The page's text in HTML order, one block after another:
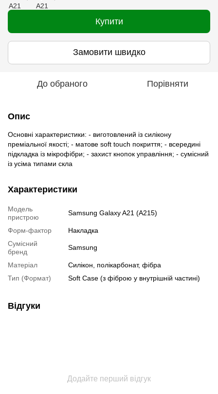
Купити
Замовити швидко
До обраного Порівняти
Опис
Основні характеристики: - виготовлений із силікону
преміальної якості; - матове soft touch покриття; - всередині
підкладка із мікрофібри; - захист кнопок управління; - сумісний
із усіма типами скла
Характеристики
Модель
пристрою
Samsung Galaxy A21 (A215)
Форм-фактор
Накладка
Сумісний
бренд
Samsung
Матеріал
Силікон, полікарбонат, фібра
Тип (Формат)
Soft Case (з фіброю у внутрішній частині)
Відгуки
Додайте перший відгук